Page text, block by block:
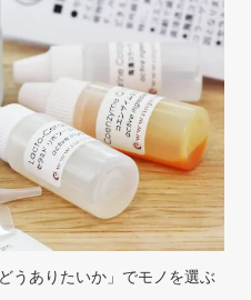
うありたいか」でモノを選ぶ